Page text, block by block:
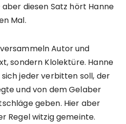
diesen Satz hört Hanne
Mal.
Autor und
sondern Klolektüre. Hanne
jeder verbitten soll, der
und von dem Gelaber
geben. Hier aber
Regel witzig gemeinte.